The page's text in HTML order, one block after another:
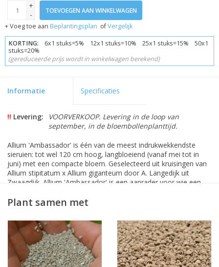
+
-
TOEVOEGEN AAN WINKELWAGEN
+ Voeg toe aan Beplantingsplan ofVergelijk
KORTING: 6x1 stuks=5% 12x1 stuks=10% 25x1 stuks=15% 50x1
stuks=20%
(gereduceerde prijs wordt in winkelwagen berekend)
Informatie Specificaties
!! Levering:
VOORVERKOOP. Levering in de loop van
september, in de bloembollenplanttijd.
Allium 'Ambassador' is één van de meest indrukwekkendste
sieruien: tot wel 120 cm hoog, langbloeiend (vanaf mei tot in
juni) met een compacte bloem. Geselecteerd uit kruisingen van
Allium stipitatum x Allium giganteum door A. Langedijk uit
Zwaagdijk. Allium 'Ambassador' is een aanrader voor wie een
Plant samen met